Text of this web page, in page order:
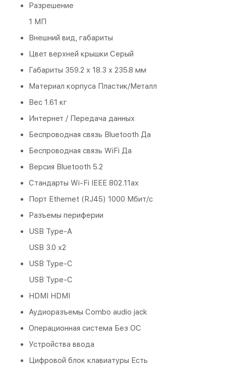
Разрешение
1 МП
Внешний вид, габариты
Цвет верхней крышки Серый
Габариты 359.2 x 18.3 x 235.8 мм
Материал корпуса Пластик/Металл
Вес 1.61 кг
Интернет / Передача данных
Беспроводная связь Bluetooth Да
Беспроводная связь WiFi Да
Версия Bluetooth 5.2
Стандарты Wi-Fi IEEE 802.11ax
Порт Ethernet (RJ45) 1000 Мбит/с
Разъемы периферии
USB Type-A
USB 3.0 x2
USB Type-C
USB Type-C
HDMI HDMI
Аудиоразъемы Combo audio jack
Операционная система Без ОС
Устройства ввода
Цифровой блок клавиатуры Есть